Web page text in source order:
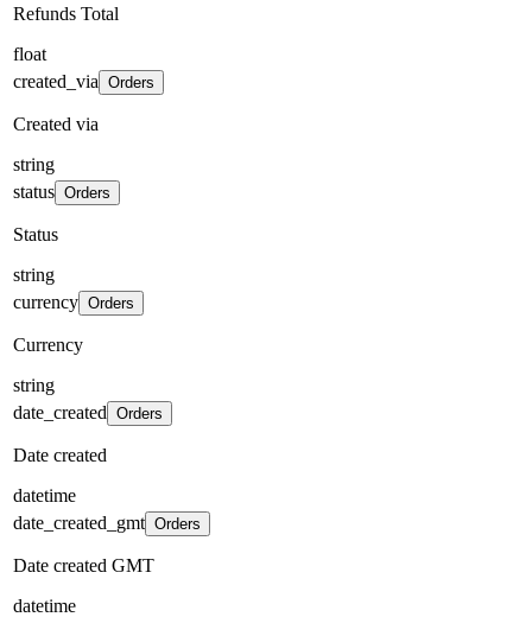
Refunds Total
float
created_via Orders
Created via
string
status Orders
Status
string
currency Orders
Currency
string
date_created Orders
Date created
datetime
date_created_gmt Orders
Date created GMT
datetime